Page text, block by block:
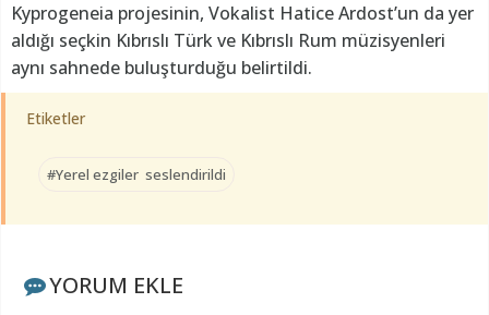
Kyprogeneia projesinin, Vokalist Hatice Ardost’un da yer
aldığı seçkin Kıbrıslı Türk ve Kıbrıslı Rum müzisyenleri
aynı sahnede buluşturduğu belirtildi.
Etiketler
#Yerel ezgiler seslendirildi
YORUM EKLE